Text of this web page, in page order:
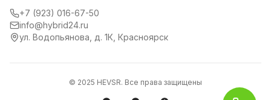
+7 (923) 016-67-50
info@hybrid24.ru
ул. Водопьянова, д. 1К, Красноярск
© 2025 HEVSR. Все права защищены